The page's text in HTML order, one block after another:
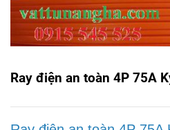
Ray điện an toàn 4P 75A